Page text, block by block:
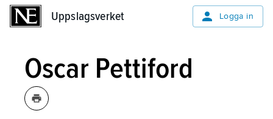
Uppslagsverket Logga in
Oscar Pettiford